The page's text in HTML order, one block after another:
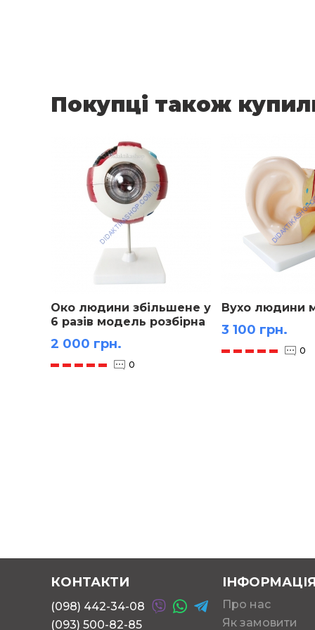
Покупці також
Око людини збільшене у
6 разів модель розбірна
2 000 грн.
0
Вухо людини
3 100 грн.
0
КОНТАКТИ
(098) 442-34-08
(093) 500-82-85
ІНФОРМАЦІЯ
Про нас
Як замовити